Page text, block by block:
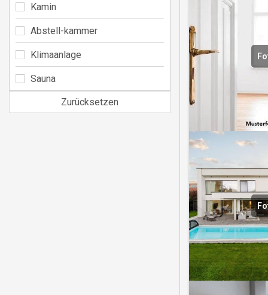
Kamin
Abstell-kammer
Klimaanlage
Sauna
Zurücksetzen